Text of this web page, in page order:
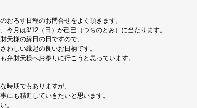
おろす日程のお問合せをよく頂きます。
今月は3/12（日）が己巳（つちのとみ）に当たります。
天様の縁日の日ですので、
わしい縁起の良いお日柄です。
弁財天様へお参りに行こうと思っています。
時期でもありますが、
にも精進していきたいと思います。
。